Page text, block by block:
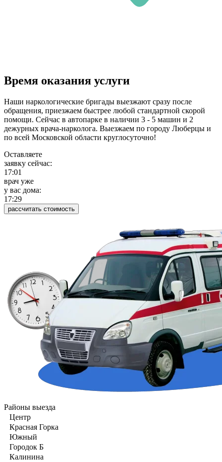
Время оказания услуги
Наши наркологические бригады выезжают сразу после
обращения, приезжаем быстрее любой стандартной скорой
помощи. Сейчас в автопарке в наличии 3 - 5 машин и 2
дежурных врача-нарколога. Выезжаем по городу Люберцы и
по всей Московской области круглосуточно!
Оставляете
заявку сейчас:
17:01
врач уже
у вас дома:
17:29
рассчитать стоимость
Районы выезда
Центр
Красная Горка
Южный
Городок Б
Калинина